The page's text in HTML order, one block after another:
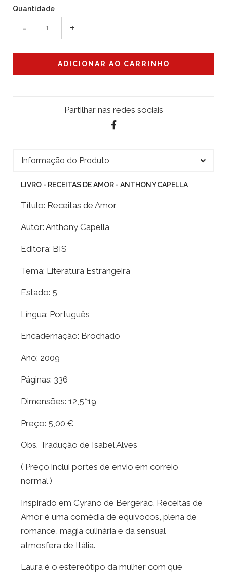
Quantidade
- +
Partilhar nas redes sociais
Informação do Produto
LIVRO - RECEITAS DE AMOR - ANTHONY CAPELLA
Título: Receitas de Amor
Autor: Anthony Capella
Editora: BIS
Tema: Literatura Estrangeira
Estado: 5
Língua: Português
Encadernação: Brochado
Ano: 2009
Páginas: 336
Dimensões: 12,5*19
Preço: 5,00 €
Obs. Tradução de Isabel Alves
( Preço inclui portes de envio em correio
normal )
Inspirado em Cyrano de Bergerac, Receitas de
Amor é uma comédia de equívocos, plena de
romance, magia culinária e da sensual
atmosfera de Itália.
Laura é o estereótipo da mulher com que